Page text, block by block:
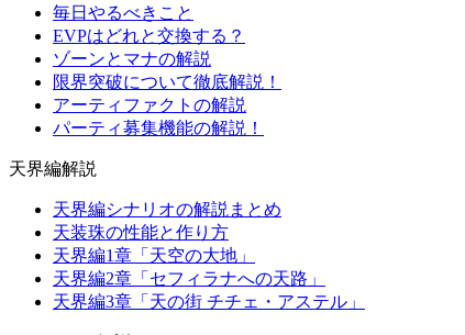
毎日やるべきこと
EVPはどれと交換する？
ゾーンとマナの解説
限界突破について徹底解説！
アーティファクトの解説
パーティ募集機能の解説！
天界編解説
天界編シナリオの解説まとめ
天装珠の性能と作り方
天界編1章「天空の大地」
天界編2章「セフィラナへの天路」
天界編3章「天の街 チチェ・アステル」